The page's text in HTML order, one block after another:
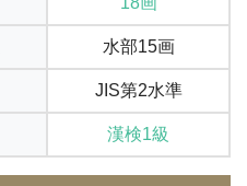
水部15画
JIS第2水準
漢検1級